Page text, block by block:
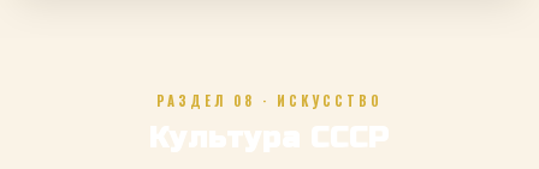
РАЗДЕЛ 08 · ИСКУССТВО
Культура СССР